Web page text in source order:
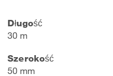
Długość
30 m
Szerokość
50 mm